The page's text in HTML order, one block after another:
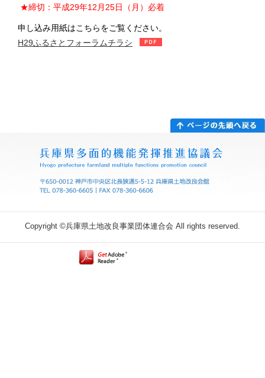
★締切：平成29年12月25日（月）必着
申し込み用紙はこちらをご覧ください。
H29ふるさとフォーラムチラシ
Copyright ©兵庫県土地改良事業団体連合会 All rights reserved.